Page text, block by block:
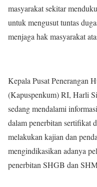
masyarakat sekitar
untuk mengusut tuntas
menjaga hak masyarakat
Kepala Pusat Penerangan
(Kapuspenkum) RI, Harli
sedang mendalami
dalam penerbitan sertifikat
melakukan kajian dan
mengindikasikan adanya
penerbitan SHGB dan